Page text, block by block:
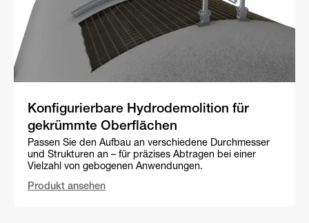
Konfigurierbare Hydrodemolition für
gekrümmte Oberflächen
Passen Sie den Aufbau an verschiedene Durchmesser
und Strukturen an – für präzises Abtragen bei einer
Vielzahl von gebogenen Anwendungen.
Produkt ansehen